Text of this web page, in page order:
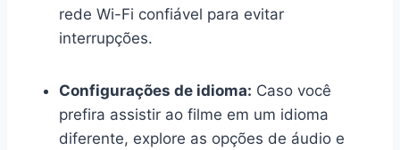
rede Wi-Fi confiável para evitar
interrupções.
Configurações de idioma: Caso você
prefira assistir ao filme em um idioma
diferente, explore as opções de áudio e